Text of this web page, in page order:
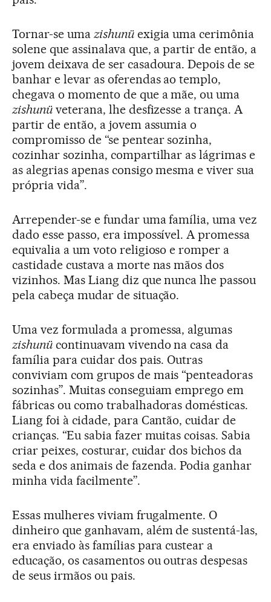
Tornar-se uma zishunüexigia uma cerimônia
solene que assinalava que, a partir de então, a
jovem deixava de ser casadoura. Depois de se
banhar e levar as oferendas ao templo,
chegava o momento de que a mãe, ou uma
zishunüveterana, lhe desfizesse a trança. A
partir de então, a jovem assumia o
compromisso de “se pentear sozinha,
cozinhar sozinha, compartilhar as lágrimas e
as alegrias apenas consigo mesma e viver sua
própria vida”.
Arrepender-se e fundar uma família, uma vez
dado esse passo, era impossível. A promessa
equivalia a um voto religioso e romper a
castidade custava a morte nas mãos dos
vizinhos. Mas Liang diz que nunca lhe passou
pela cabeça mudar de situação.
Uma vez formulada a promessa, algumas
zishunücontinuavam vivendo na casa da
família para cuidar dos pais. Outras
conviviam com grupos de mais “penteadoras
sozinhas”. Muitas conseguiam emprego em
fábricas ou como trabalhadoras domésticas.
Liang foi à cidade, para Cantão, cuidar de
crianças. “Eu sabia fazer muitas coisas. Sabia
criar peixes, costurar, cuidar dos bichos da
seda e dos animais de fazenda. Podia ganhar
minha vida facilmente”.
Essas mulheres viviam frugalmente. O
dinheiro que ganhavam, além de sustentá-las,
era enviado às famílias para custear a
educação, os casamentos ou outras despesas
de seus irmãos ou pais.